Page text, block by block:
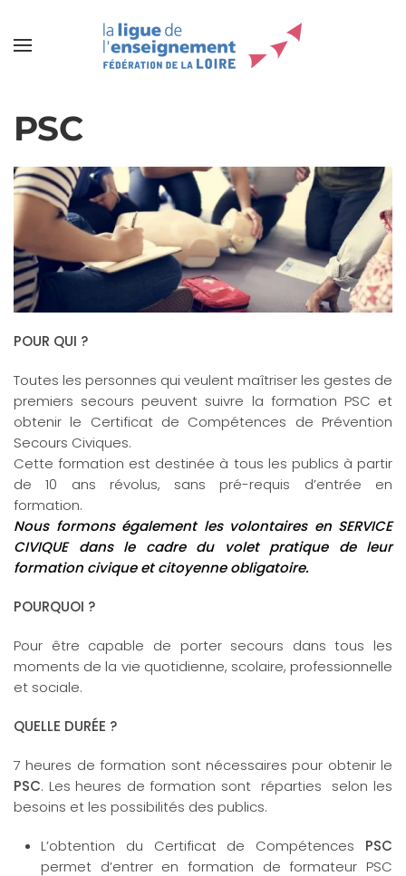
PSC
POUR QUI ?
Toutes les personnes qui veulent maîtriser les gestes de
premiers secours peuvent suivre la formation PSC et
obtenir le Certificat de Compétences de Prévention
Secours Civiques.
Cette formation est destinée à tous les publics à partir
de 10 ans révolus, sans pré-requis d’entrée en
formation.
Nous formons également les volontaires en SERVICE
CIVIQUE dans le cadre du volet pratique de leur
formation civique et citoyenne obligatoire.
POURQUOI ?
Pour être capable de porter secours dans tous les
moments de la vie quotidienne, scolaire, professionnelle
et sociale.
QUELLE DURÉE ?
7 heures de formation sont nécessaires pour obtenir le
PSC. Les heures de formation sont réparties selon les
besoins et les possibilités des publics.
L’obtention du Certificat de Compétences PSC
permet d’entrer en formation de formateur PSC